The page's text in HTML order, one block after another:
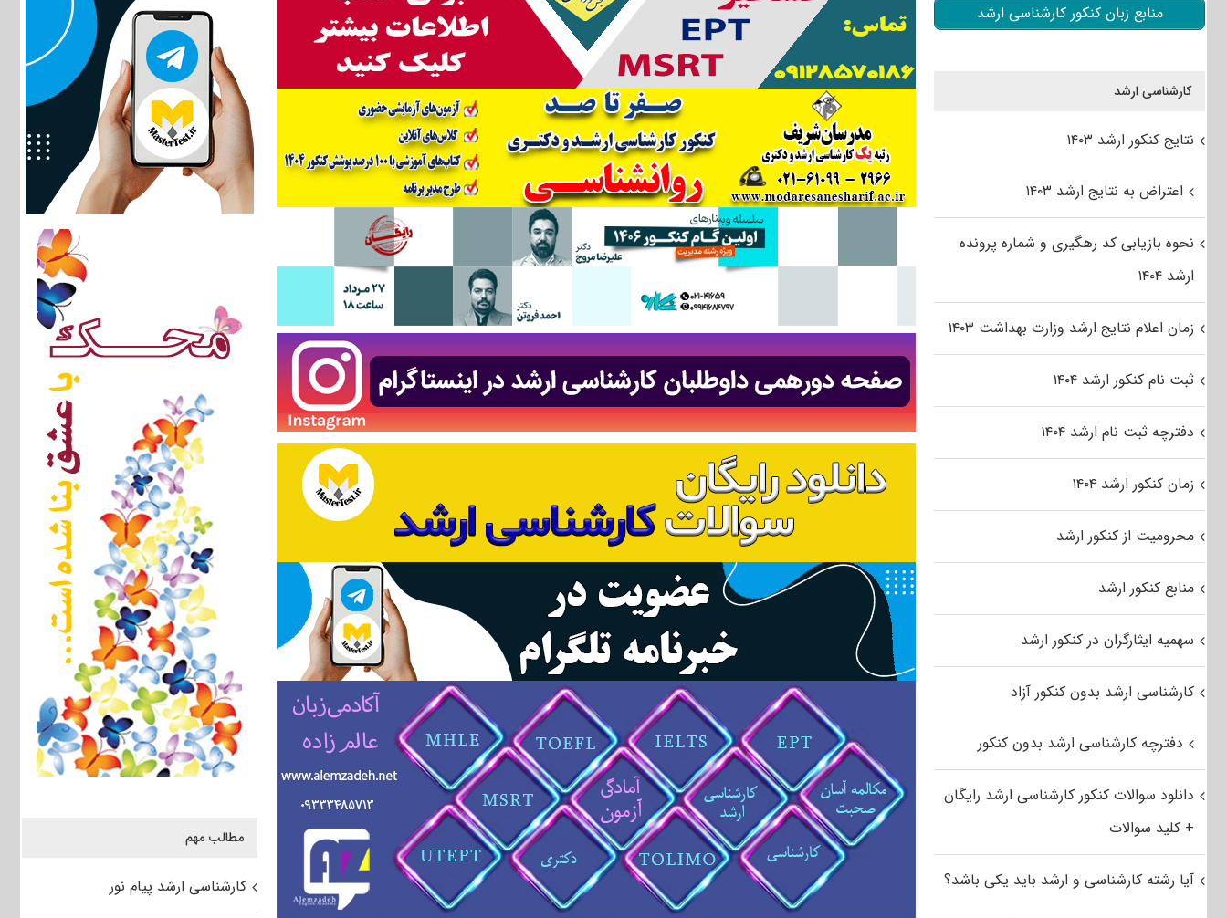
مطالب مهم
کارشناسی ارشد پیام نور
منابع زبان کنکور کارشناسی ارشد
کارشناسی ارشد
نتایج کنکور ارشد ۱۴۰۳
اعتراض به نتایج ارشد ۱۴۰۳
نحوه بازیابی کد رهگیری و شماره پرونده
ارشد ۱۴۰۴
زمان اعلام نتایج ارشد وزارت بهداشت ۱۴۰۳
ثبت نام کنکور ارشد ۱۴۰۴
دفترچه ثبت نام ارشد ۱۴۰۴
زمان کنکور ارشد ۱۴۰۴
محرومیت از کنکور ارشد
منابع کنکور ارشد
سهمیه ایثارگران در کنکور ارشد
کارشناسی ارشد بدون کنکور آزاد
دفترچه کارشناسی ارشد بدون کنکور
دانلود سوالات کنکور کارشناسی ارشد رایگان
+ کلید سوالات
آیا رشته کارشناسی و ارشد باید یکی باشد؟